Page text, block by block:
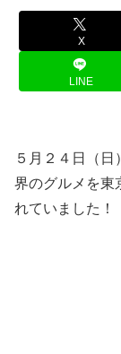
X
LINE
５月２４日（
界のグルメを東
れていました！